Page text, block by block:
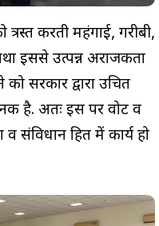
त्रस्त करती महंगाई, गरीबी,
इससे उत्पन्न अराजकता
सरकार द्वारा उचित
है. अतः इस पर वोट व
संविधान हित में कार्य हो